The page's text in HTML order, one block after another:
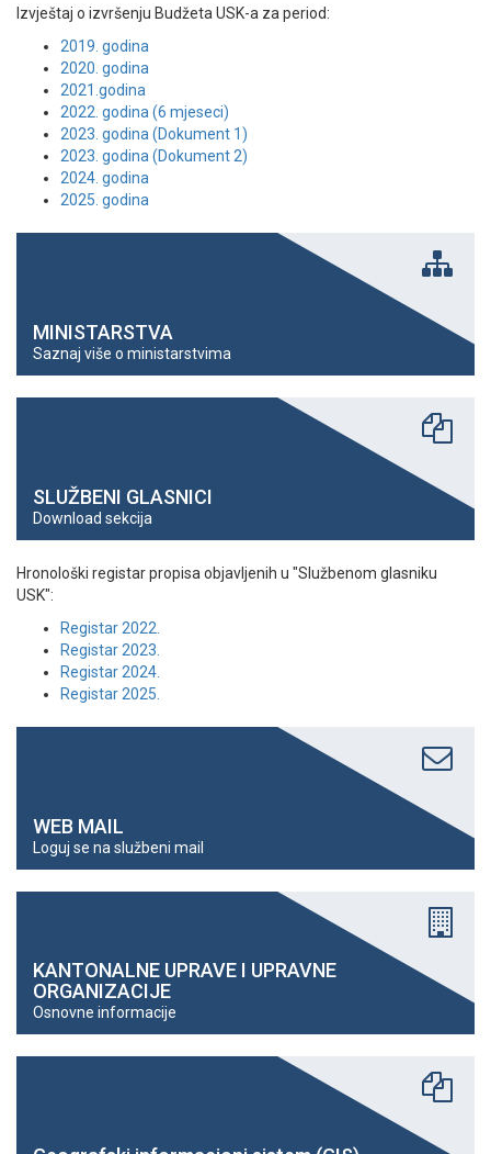
Izvještaj o izvršenju Budžeta USK-a za period:
2019. godina
2020. godina
2021.godina
2022. godina (6 mjeseci)
2023. godina (Dokument 1)
2023. godina (Dokument 2)
2024. godina
2025. godina
MINISTARSTVA
Saznaj više o ministarstvima
SLUŽBENI GLASNICI
Download sekcija
Hronološki registar propisa objavljenih u "Službenom glasniku
USK":
Registar 2022.
Registar 2023.
Registar 2024.
Registar 2025.
WEB MAIL
Loguj se na službeni mail
KANTONALNE UPRAVE I UPRAVNE
ORGANIZACIJE
Osnovne informacije